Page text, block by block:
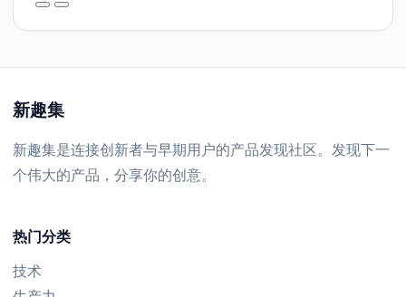
新趣集
新趣集是连接创新者与早期用户的产品发现社区。发现下一
个伟大的产品，分享你的创意。
热门分类
技术